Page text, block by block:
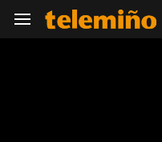
Navegación